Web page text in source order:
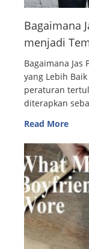
Bagaimana
menjadi
Bagaimana
yang Lebih
peraturan
diterapkan
Read More